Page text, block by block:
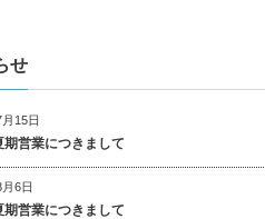
せ
15日
期営業につきまして
6日
期営業につきまして